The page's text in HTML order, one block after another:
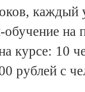
каждый
курсе: 10
рублей с